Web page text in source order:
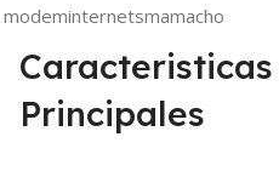
modeminternetsmamacho
Caracteristicas
Principales